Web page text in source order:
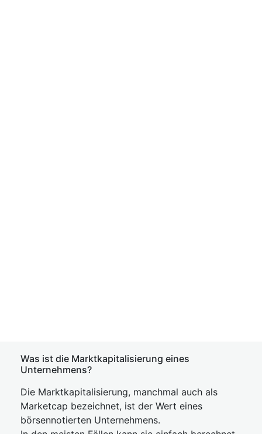
Was ist die Marktkapitalisierung eines
Unternehmens?
Die Marktkapitalisierung, manchmal auch als
Marketcap bezeichnet, ist der Wert eines
börsennotierten Unternehmens.